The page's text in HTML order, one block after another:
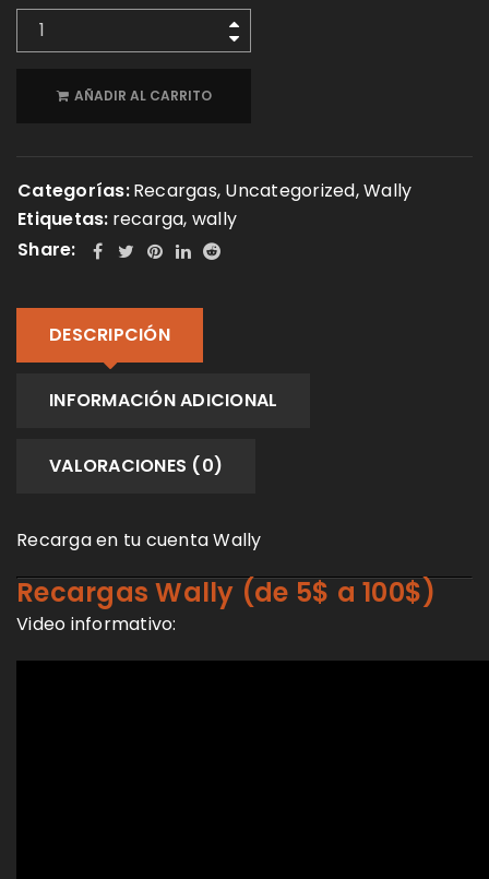
AÑADIR AL CARRITO
Categorías:Recargas, Uncategorized,Wally
Etiquetas: recarga, wally
Share:
DESCRIPCIÓN
INFORMACIÓN ADICIONAL
VALORACIONES (0)
Recarga en tu cuenta Wally
Recargas Wally (de 5$ a 100$)
Video informativo: